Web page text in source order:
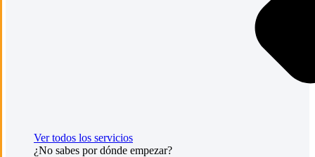
Ver todos los servicios
¿No sabes por dónde empezar?